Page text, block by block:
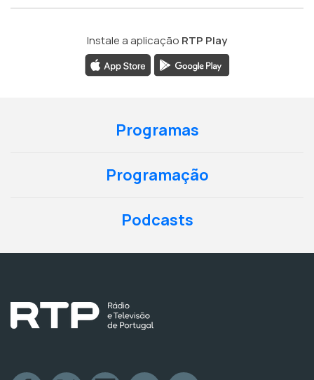
Instale a aplicação RTP Play
Programas
Programação
Podcasts